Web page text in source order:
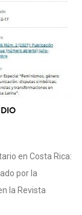
en Costa Rica:
por la
la Revista